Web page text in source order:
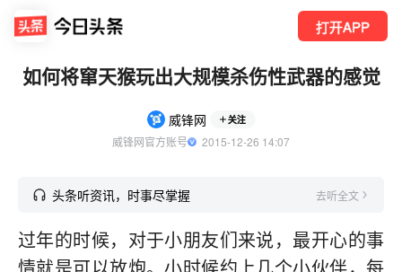
打开APP
如何将窜天猴玩出大规模杀伤性武器的感觉
威锋网 关注
威锋网官方账号
  2015-12-26 14:07
头条听资讯，时事尽掌握 去听全文
过年的时候，对于小朋友们来说，最开心的事